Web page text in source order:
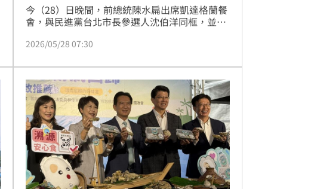
今（28）日晚間，前總統陳水扁出席凱達格蘭餐
會，與民進黨台北市長參選人沈伯洋同框，並一
的出帆》。提及大前輩陳水扁，沈伯洋親揭兩人
有很多事情要跟他請教。
2026/05/28 07:30